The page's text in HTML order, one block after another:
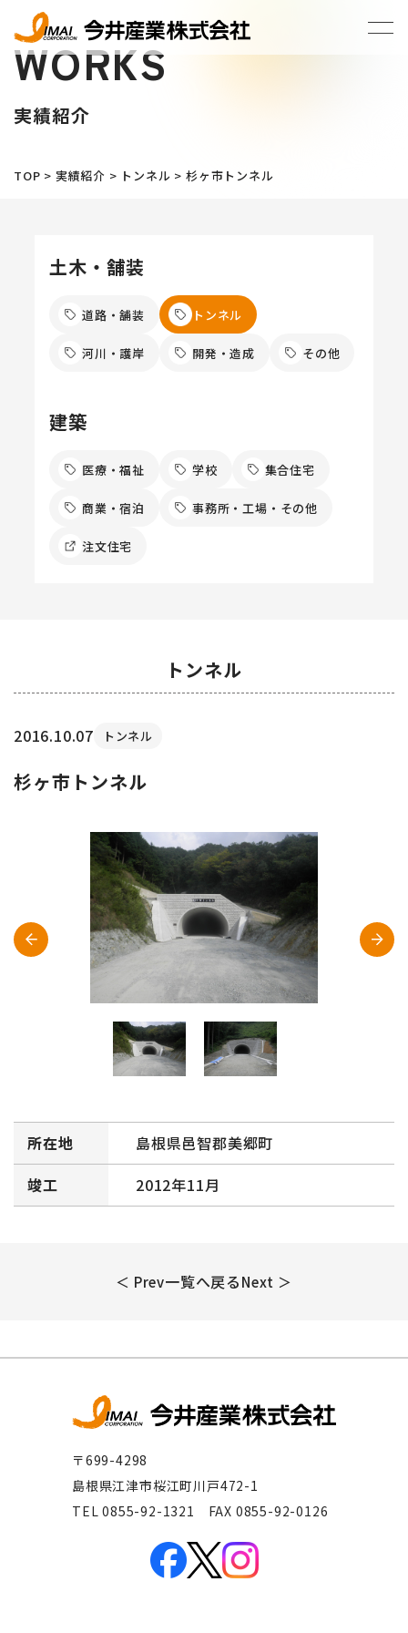
WORKS
実績紹介
TOP > 実績紹介 > トンネル >杉ヶ市トンネル
土木・舗装
道路・舗装 トンネル
河川・護岸 開発・造成 その他
建築
医療・福祉 学校 集合住宅
商業・宿泊 事務所・工場・その他
注文住宅
トンネル
2016.10.07 トンネル
杉ヶ市トンネル
所在地
島根県邑智郡美郷町
竣工
2012年11月
＜ Prev一覧へ戻るNext ＞
〒699-4298
島根県江津市桜江町川戸472-1
TEL 0855-92-1321 FAX 0855-92-0126